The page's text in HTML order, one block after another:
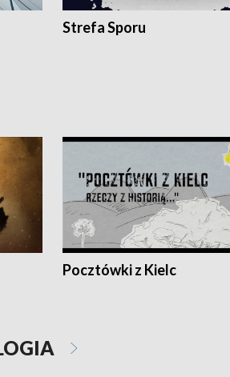
Strefa Sporu
Pocztówki z Kielc